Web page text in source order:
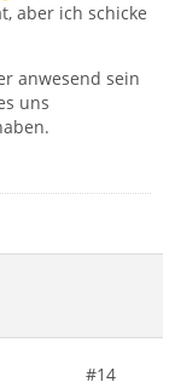
aber ich schicke
anwesend sein
uns
#14